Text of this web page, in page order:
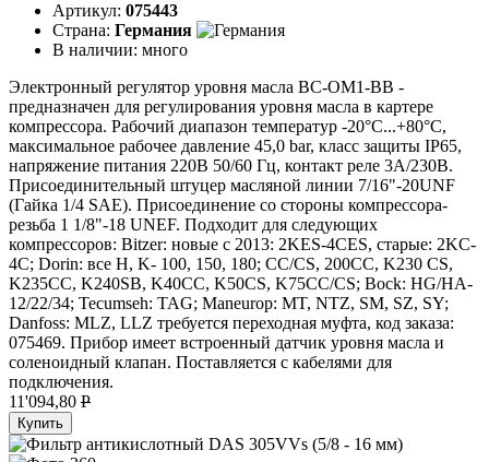
Артикул: 075443
Страна: Германия
В наличии: много
Электронный регулятор уровня масла BC-OM1-BB -
предназначен для регулирования уровня масла в картере
компрессора. Рабочий диапазон температур -20°C...+80°C,
максимальное рабочее давление 45,0 bar, класс защиты IP65,
напряжение питания 220В 50/60 Гц, контакт реле 3А/230В.
Присоединительный штуцер масляной линии 7/16"-20UNF
(Гайка 1/4 SAE). Присоединение со стороны компрессора-
резьба 1 1/8"-18 UNEF. Подходит для следующих
компрессоров: Bitzer: новые с 2013: 2KES-4CES, старые: 2KC-
4C; Dorin: все H, K- 100, 150, 180; CC/CS, 200CC, K230 CS,
K235CC, K240SB, K40CC, K50CS, K75CC/CS; Bock: HG/HA-
12/22/34; Tecumseh: TAG; Maneurop: MT, NTZ, SM, SZ, SY;
Danfoss: MLZ, LLZ требуется переходная муфта, код заказа:
075469. Прибор имеет встроенный датчик уровня масла и
соленоидный клапан. Поставляется с кабелями для
подключения.
11'094,80 P
Купить